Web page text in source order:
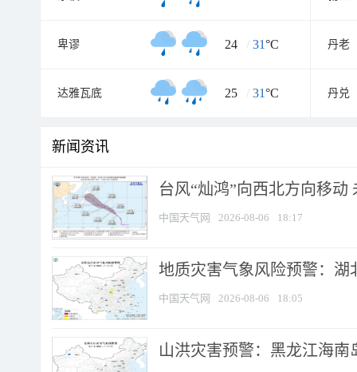
卑谬 24 / 31°C 丹老
达雅瓦底 25 / 31°C 丹兑
新闻资讯
台风“灿鸿”向西北方向移动
中国天气网 2026-08-06 18:17
地质灾害气象风险预警：湖
中国天气网 2026-08-06 18:05
山洪灾害预警：黑龙江海